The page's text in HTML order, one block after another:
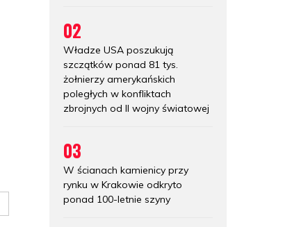
02
Władze USA poszukują
szczątków ponad 81 tys.
żołnierzy amerykańskich
poległych w konfliktach
zbrojnych od II wojny światowej
03
W ścianach kamienicy przy
rynku w Krakowie odkryto
ponad 100-letnie szyny